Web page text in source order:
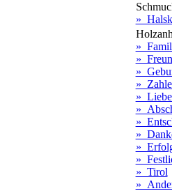
»
»
»
»
»
»
»
»
»
»
»
» Tirol
»